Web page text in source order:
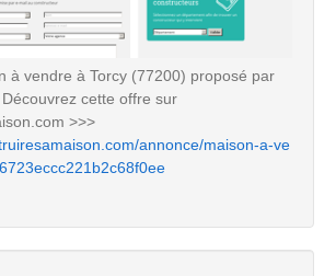
à vendre à Torcy (77200) proposé par
cette offre sur
>>>
annonce/maison-a-ve